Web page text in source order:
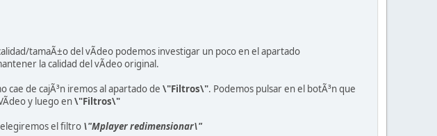
tamaÃ±o del vÃ­deo podemos investigar un poco en el apartado
la calidad del vÃ­deo original.
cae de cajÃ³n iremos al apartado de \"Filtros\". Podemos pulsar en el botÃ³n que
y luego en\"Filtros\"
el filtro \"Mplayer redimensionar\"